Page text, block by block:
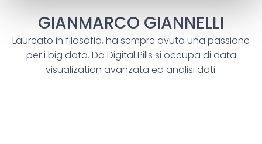
GIANMARCO GIANNELLI
Laureato in filosofia, ha sempre avuto una passione
per i big data. Da Digital Pills si occupa di data
visualization avanzata ed analisi dati.